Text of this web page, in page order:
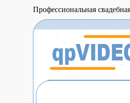
Профессиональная